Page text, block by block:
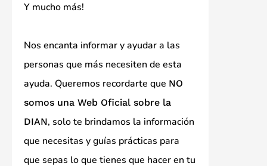
Y mucho más!
Nos encanta informar y ayudar a las
personas que más necesiten de esta
ayuda. Queremos recordarte que NO
somos una Web Oficial sobre la
DIAN, solo te brindamos la información
que necesitas y guías prácticas para
que sepas lo que tienes que hacer en tu